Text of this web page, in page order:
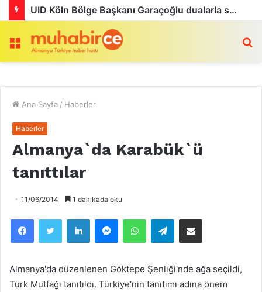
Menü
Ana Sayfa / Haberler
Haberler
Almanya`da Karabük`ü
tanıttılar
11/06/2014 1 dakikada oku
Telegram
Almanya'da düzenlenen Göktepe Şenliği'nde ağa seçildi,
Türk Mutfağı tanıtıldı. Türkiye'nin tanıtımı adına önem